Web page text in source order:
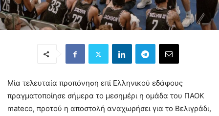
Μία τελευταία προπόνηση επί Ελληνικού εδάφους
πραγματοποίησε σήμερα το μεσημέρι η ομάδα του ΠΑΟΚ
mateco, προτού η αποστολή αναχωρήσει για το Βελιγράδι,